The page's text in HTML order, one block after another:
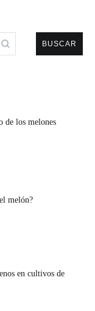
de los melones
melón?
en cultivos de